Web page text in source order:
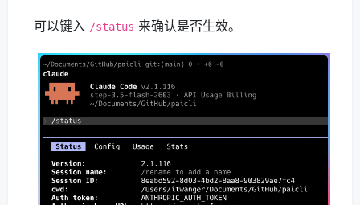
可以键入 /status 来确认是否生效。